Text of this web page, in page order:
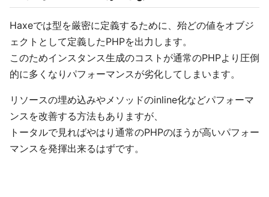
Haxeでは型を厳密に定義するために、殆どの値をオブジ
ェクトとして定義したPHPを出力します。
このためインスタンス生成のコストが通常のPHPより圧倒
的に多くなりパフォーマンスが劣化してしまいます。
リソースの埋め込みやメソッドのinline化などパフォーマ
ンスを改善する方法もありますが、
トータルで見ればやはり通常のPHPのほうが高いパフォー
マンスを発揮出来るはずです。